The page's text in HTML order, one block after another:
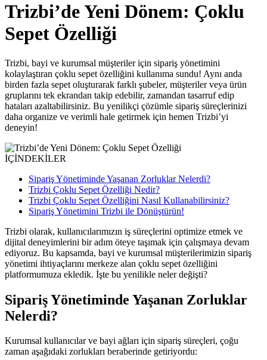
Trizbi’de Yeni Dönem: Çoklu
Sepet Özelliği
Trizbi, bayi ve kurumsal müşteriler için sipariş yönetimini
kolaylaştıran çoklu sepet özelliğini kullanıma sundu! Aynı anda
birden fazla sepet oluşturarak farklı şubeler, müşteriler veya ürün
gruplarını tek ekrandan takip edebilir, zamandan tasarruf edip
hataları azaltabilirsiniz. Bu yenilikçi çözümle sipariş süreçlerinizi
daha organize ve verimli hale getirmek için hemen Trizbi’yi
deneyin!
İÇİNDEKİLER
Sipariş Yönetiminde Yaşanan Zorluklar Nelerdi?
Trizbi Çoklu Sepet Özelliği Nedir?
Trizbi Çoklu Sepet Özelliğini Nasıl Kullanabilirsiniz?
Sipariş Yönetimini Trizbi ile Dönüştürün!
Trizbi olarak, kullanıcılarımızın iş süreçlerini optimize etmek ve
dijital deneyimlerini bir adım öteye taşımak için çalışmaya devam
ediyoruz. Bu kapsamda, bayi ve kurumsal müşterilerimizin sipariş
yönetimi ihtiyaçlarını merkeze alan çoklu sepet özelliğini
platformumuza ekledik. İşte bu yenilikle neler değişti?
Sipariş Yönetiminde Yaşanan Zorluklar
Nelerdi?
Kurumsal kullanıcılar ve bayi ağları için sipariş süreçleri, çoğu
zaman aşağıdaki zorlukları beraberinde getiriyordu: